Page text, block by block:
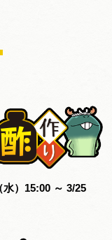
水）15:00 ～ 3/25